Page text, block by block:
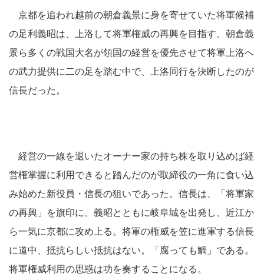
京都を追われ越前の朝倉義景に身を寄せていた将軍候補
の足利義昭は、上洛して将軍権威の再興を目指す。朝倉義
景ら多くの戦国大名が領国の経営を優先させて将軍上洛へ
の武力提供に二の足を踏む中で、上洛同行を決断したのが
信長だった。
経営の一線を退いたオーナー家の持ち株を取り込めば経
営権掌握に利用できると踏んだのが取締役の一角に食い込
み始めた新役員・信長の狙いであった。信長は、「将軍家
の再興」を旗印に、義昭とともに岐阜城を出発し、近江か
ら一気に京都に攻め上る。将軍の権威を笠に進軍する信長
に道中、抵抗らしい抵抗はない。「腐っても鯛」である。
将軍権威利用の思惑は功を奏することになる。